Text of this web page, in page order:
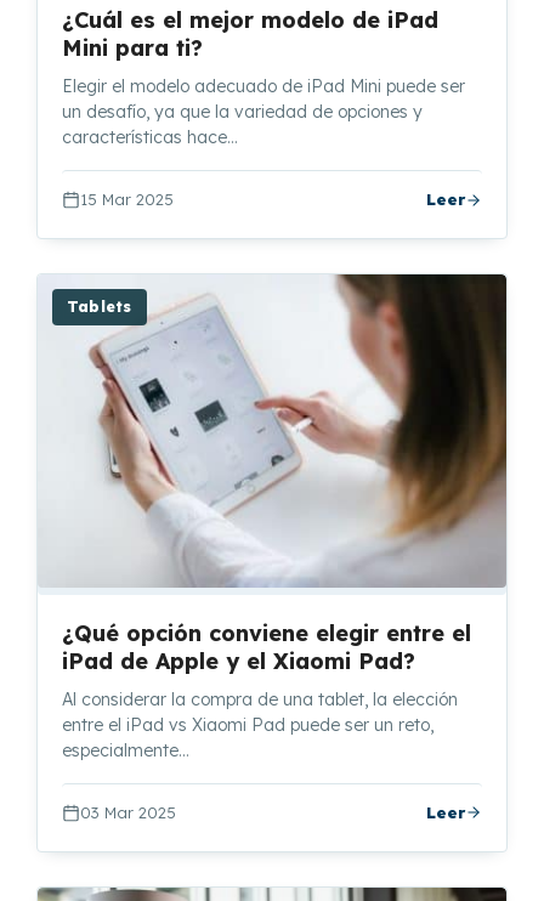
¿Cuál es el mejor modelo de iPad
Mini para ti?
Elegir el modelo adecuado de iPad Mini puede ser
un desafío, ya que la variedad de opciones y
características hace…
15 Mar 2025 Leer
Tablets
¿Qué opción conviene elegir entre el
iPad de Apple y el Xiaomi Pad?
Al considerar la compra de una tablet, la elección
entre el iPad vs Xiaomi Pad puede ser un reto,
especialmente…
03 Mar 2025 Leer